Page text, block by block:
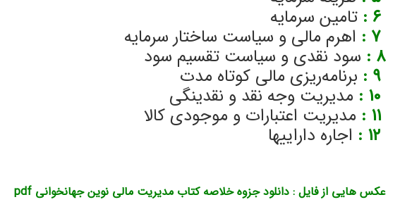
: تامین سرمایه
: اهرم مالی و سیاست ساختار سرمایه
۸ : سود نقدی و سیاست تقسیم سود
: برنامه‌ریزی مالی کوتاه‌ مدت
: مدیریت وجه نقد و نقدینگی
: مدیریت اعتبارات و موجودی کالا
: اجاره داراییها
عکس هایی از فایل : دانلود جزوه خلاصه کتاب مدیریت مالی نوین جهانخوانی pdf